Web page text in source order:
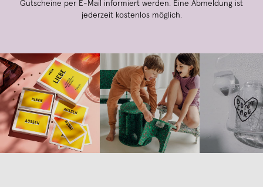
Gutscheine per E-Mail informiert werden. Eine Abmeldung ist
jederzeit kostenlos möglich.